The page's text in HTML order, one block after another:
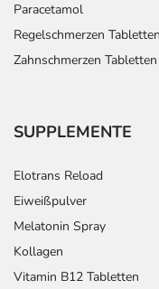
Paracetamol
Regelschmerzen Tabletten
Zahnschmerzen Tabletten
SUPPLEMENTE
Elotrans Reload
Eiweißpulver
Melatonin Spray
Kollagen
Vitamin B12 Tabletten